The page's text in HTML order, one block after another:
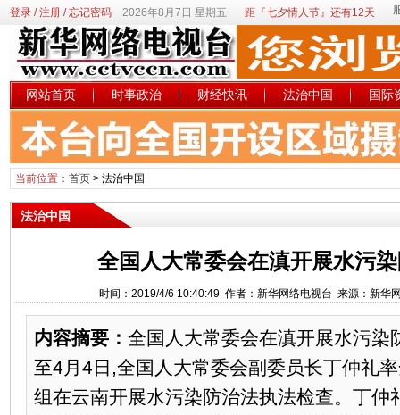
登录/注册/忘记密码 2026年8月7日 星期五 距『七夕情人节』还有12天
网站首页 时事政治 财经快讯 法治中国 国际
当前位置： 首页> 法治中国
法治中国
全国人大常委会在滇开展水污
时间：2019/4/6 10:40:49 作者：新华网络电视台 来源：新华
内容摘要： 全国人大常委会在滇开展水污
至4月4日,全国人大常委会副委员长丁仲礼
组在云南开展水污染防治法执法检查。丁仲